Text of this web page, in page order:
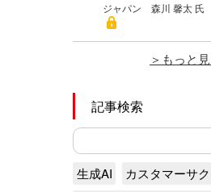
ジャパン 森川 馨太 氏
もっと
記事検索
生成AI
カスタマーサ